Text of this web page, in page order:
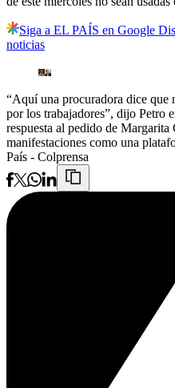
Siga a EL PAÍS en Google
noticias
“Aquí una procuradora dice que
por los trabajadores”, dijo Petro
respuesta al pedido de Margarita
manifestaciones como una
País - Colprensa